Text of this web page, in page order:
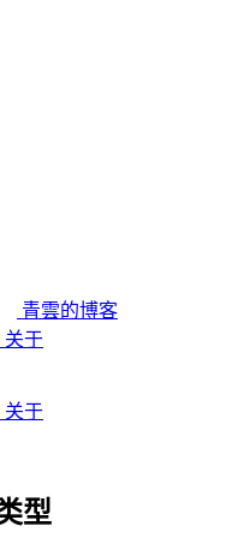
青雲的博客
关于
关于
型